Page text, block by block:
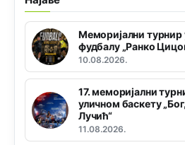
Меморијални
фудбалу „Ранко
10.08.2026.
17. меморијални
уличном баскету
Лучић“
11.08.2026.